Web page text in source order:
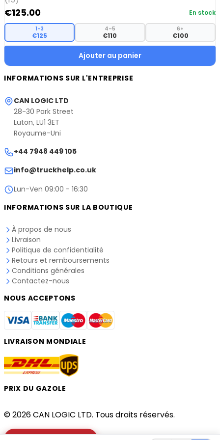
€125.00 En stock
1–3
€125
4–5
€110
6+
€100
Ajouter au panier
INFORMATIONS SUR L'ENTREPRISE
CAN LOGIC LTD
28-30 Park Street
Luton, LU1 3ET
Royaume-Uni
+44 7948 449 105
info@truckhelp.co.uk
Lun-Ven 09:00 - 16:30
INFORMATIONS SUR LA BOUTIQUE
À propos de nous
Livraison
Politique de confidentialité
Retours et remboursements
Conditions générales
Contactez-nous
NOUS ACCEPTONS
LIVRAISON MONDIALE
PRIX DU GAZOLE
© 2026 CAN LOGIC LTD. Tous droits réservés.